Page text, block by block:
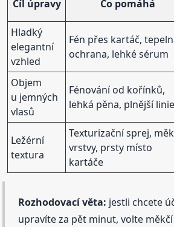
Cíl úpravy Co pomáhá
Hladký
elegantní
vzhled
Fén přes kartáč,
ochrana, lehké sérum
Objem
u jemných
vlasů
Fénování od kořínků,
lehká pěna, plnější linie
Ležérní
textura
Texturizační sprej,
vrstvy, prsty místo
kartáče
Rozhodovací věta: jestli chcete
upravíte za pět minut, volte